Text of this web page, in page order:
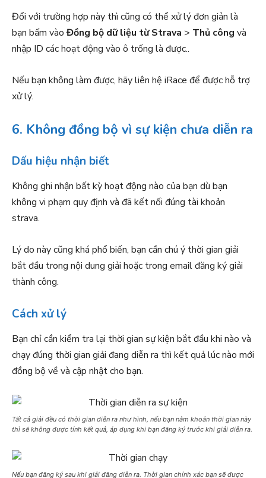
Đổi với trường hợp này thì cũng có thể xử lý đơn giản là
bạn bấm vàoĐồng bộ dữ liệu từ Strava > Thủ công và
nhập ID các hoạt động vào ô trống là được..
Nếu bạn không làm được, hãy liên hệ iRace để được hỗ trợ
xử lý.
6. Không đồng bộ vì sự kiện chưa diễn ra
Dấu hiệu nhận biết
Không ghi nhận bất kỳ hoạt động nào của bạn dù bạn
không vi phạm quy định và đã kết nối đúng tài khoản
strava.
Lý do này cũng khá phổ biến, bạn cần chú ý thời gian giải
bắt đầu trong nội dung giải hoặc trong email đăng ký giải
thành công.
Cách xử lý
Bạn chỉ cần kiểm tra lại thời gian sự kiện bắt đầu khi nào và
chạy đúng thời gian giải đang diễn ra thì kết quả lúc nào mới
đồng bộ về và cập nhật cho bạn.
Tất cả giải đều có thời gian diễn ra như hình, nếu bạn nằm khoản thời gian này
thì sẽ không được tính kết quả, áp dụng khi bạn đăng ký trước khi giải diễn ra.
Nếu bạn đăng ký sau khi giải đăng diễn ra. Thời gian chính xác bạn sẽ được